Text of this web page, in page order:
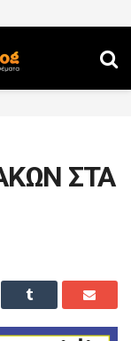
ΣΤΑ